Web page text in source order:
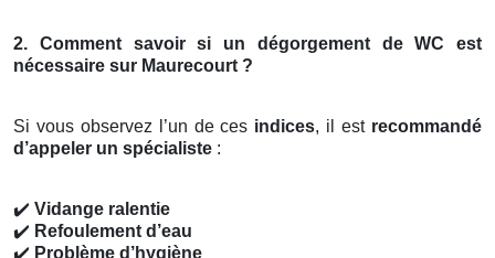
2. Comment savoir si un dégorgement de WC est
nécessaire sur Maurecourt ?
Si vous observez l’un de ces indices, il est recommandé
d’appeler un spécialiste :
✔️ Vidange ralentie
✔️ Refoulement d’eau
✔️ Problème d’hygiène